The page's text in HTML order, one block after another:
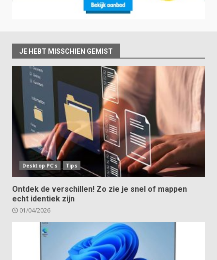
JE HEBT MISSCHIEN GEMIST
Desktop PC's Tips
Ontdek de verschillen! Zo zie je snel of mappen
echt identiek zijn
01/04/2026